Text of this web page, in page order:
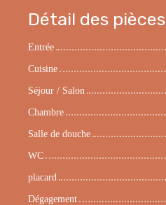
Détail des pièces
Entrée
Cuisine
Séjour / Salon
Chambre
Salle de douche
WC
placard
Dégagement